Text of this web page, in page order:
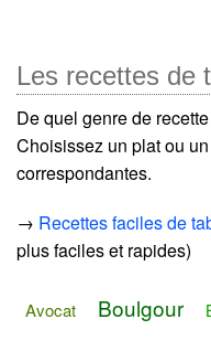
Les recettes de
De quel genre de
Choisissez un plat ou
correspondantes.
→ Recettes faciles de
plus faciles et rapides)
Avocat Boulgour